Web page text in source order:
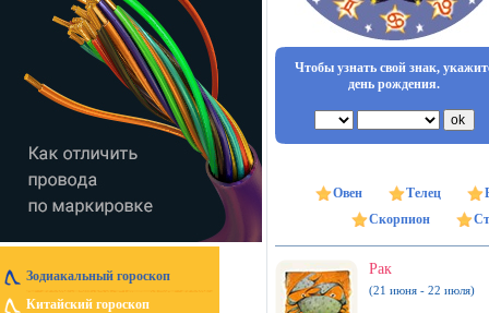
Зодиакальный гороскоп
Китайский гороскоп
Чтобы узнать свой знак,
день рождения.
Овен Телец
Скорпион
Рак
(21 июня - 22 июля)